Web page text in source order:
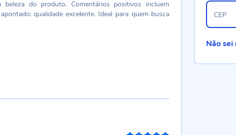
do produto. Comentários positivos incluem
qualidade excelente. Ideal para quem busca
CEP
Não sei